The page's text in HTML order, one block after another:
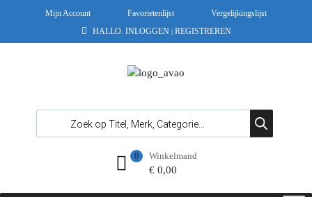
Mijn Account Favorietenlijst
Vergelijkingslijst
HALLO. INLOGGEN | REGISTREREN
Winkelmand
€0,00
0